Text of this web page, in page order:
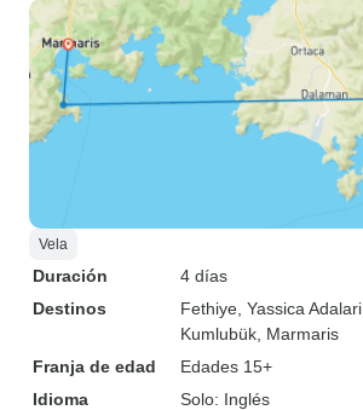
Vela
Duración
4 días
Destinos
Fethiye , Yassica Adalari
Kumlubük , Marmaris
Franja de edad
Edades 15+
Idioma
Solo: Inglés